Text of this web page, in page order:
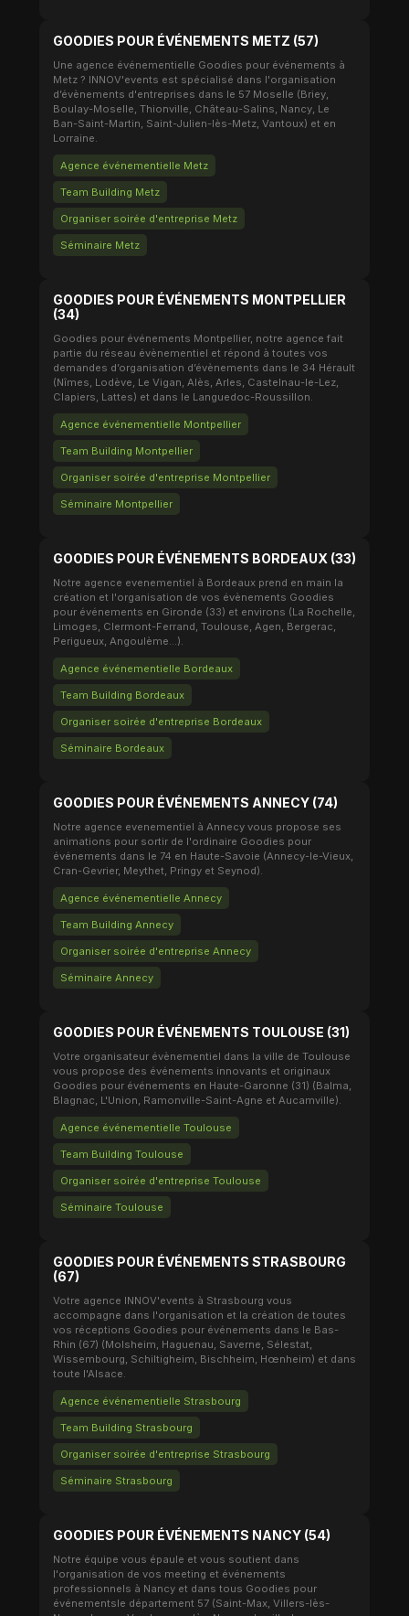
GOODIES POUR ÉVÉNEMENTS METZ (57)
Une agence événementielle Goodies pour événements à
Metz ? INNOV'events est spécialisé dans l'organisation
d’évènements d'entreprises dans le 57 Moselle (Briey,
Boulay-Moselle, Thionville, Château-Salins, Nancy, Le
Ban-Saint-Martin, Saint-Julien-lès-Metz, Vantoux) et en
Lorraine.
Agence événementielle Metz
Team Building Metz
Organiser soirée d'entreprise Metz
Séminaire Metz
GOODIES POUR ÉVÉNEMENTS MONTPELLIER
(34)
Goodies pour événements Montpellier, notre agence fait
partie du réseau évènementiel et répond à toutes vos
demandes d’organisation d’évènements dans le 34 Hérault
(Nîmes, Lodève, Le Vigan, Alès, Arles, Castelnau-le-Lez,
Clapiers, Lattes) et dans le Languedoc-Roussillon.
Agence événementielle Montpellier
Team Building Montpellier
Organiser soirée d'entreprise Montpellier
Séminaire Montpellier
GOODIES POUR ÉVÉNEMENTS BORDEAUX (33)
Notre agence evenementiel à Bordeaux prend en main la
création et l'organisation de vos évènements Goodies
pour événements en Gironde (33) et environs (La Rochelle,
Limoges, Clermont-Ferrand, Toulouse, Agen, Bergerac,
Perigueux, Angoulème...).
Agence événementielle Bordeaux
Team Building Bordeaux
Organiser soirée d'entreprise Bordeaux
Séminaire Bordeaux
GOODIES POUR ÉVÉNEMENTS ANNECY (74)
Notre agence evenementiel à Annecy vous propose ses
animations pour sortir de l'ordinaire Goodies pour
événements dans le 74 en Haute-Savoie (Annecy-le-Vieux,
Cran-Gevrier, Meythet, Pringy et Seynod).
Agence événementielle Annecy
Team Building Annecy
Organiser soirée d'entreprise Annecy
Séminaire Annecy
GOODIES POUR ÉVÉNEMENTS TOULOUSE (31)
Votre organisateur évènementiel dans la ville de Toulouse
vous propose des événements innovants et originaux
Goodies pour événements en Haute-Garonne (31) (Balma,
Blagnac, L'Union, Ramonville-Saint-Agne et Aucamville).
Agence événementielle Toulouse
Team Building Toulouse
Organiser soirée d'entreprise Toulouse
Séminaire Toulouse
GOODIES POUR ÉVÉNEMENTS STRASBOURG
(67)
Votre agence INNOV'events à Strasbourg vous
accompagne dans l'organisation et la création de toutes
vos réceptions Goodies pour événements dans le Bas-
Rhin (67) (Molsheim, Haguenau, Saverne, Sélestat,
Wissembourg, Schiltigheim, Bischheim, Hœnheim) et dans
toute l'Alsace.
Agence événementielle Strasbourg
Team Building Strasbourg
Organiser soirée d'entreprise Strasbourg
Séminaire Strasbourg
GOODIES POUR ÉVÉNEMENTS NANCY (54)
Notre équipe vous épaule et vous soutient dans
l'organisation de vos meeting et événements
professionnels à Nancy et dans tous Goodies pour
événementsle département 57 (Saint-Max, Villers-lès-